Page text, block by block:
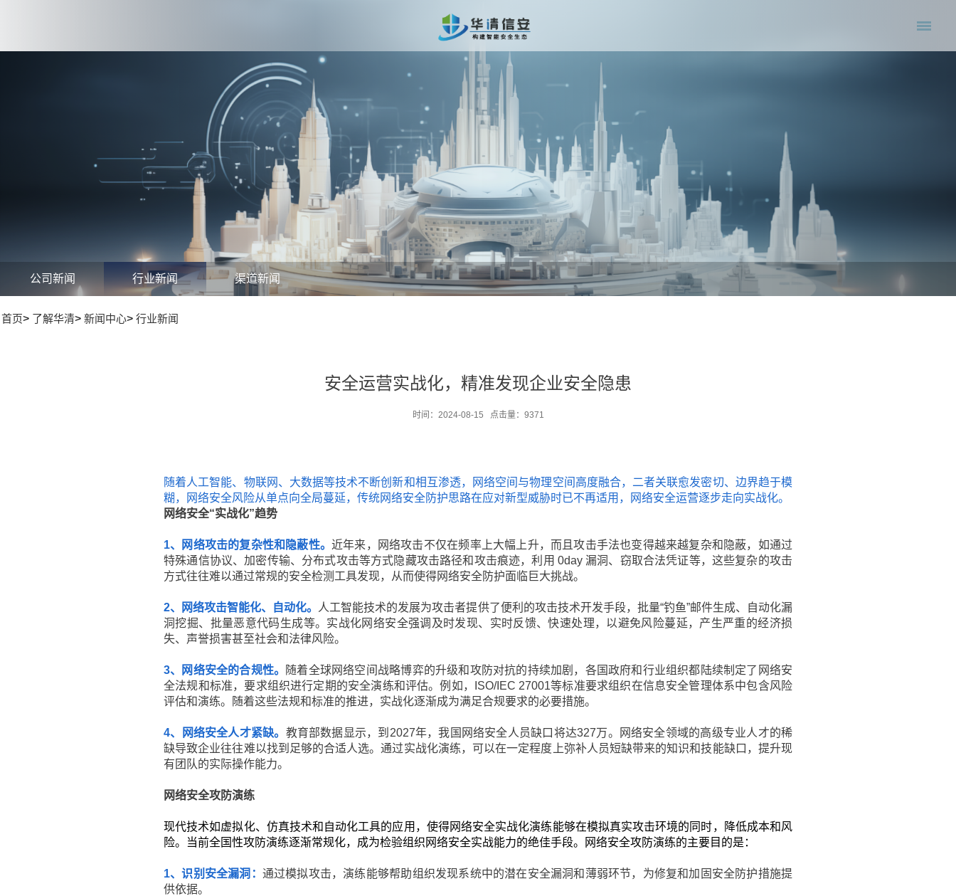
公司新闻 行业新闻 渠道新闻
首页> 了解华清> 新闻中心> 行业新闻
安全运营实战化，精准发现企业安全隐患
时间：2024-08-15 点击量：9371
随着人工智能、物联网、大数据等技术不断创新和相互渗透，网络空间与物理空间高度融合，二者关联愈发密切、边界趋于模
糊，网络安全风险从单点向全局蔓延，传统网络安全防护思路在应对新型威胁时已不再适用，网络安全运营逐步走向实战化。
网络安全“实战化”趋势
1、网络攻击的复杂性和隐蔽性。近年来，网络攻击不仅在频率上大幅上升，而且攻击手法也变得越来越复杂和隐蔽，如通过
特殊通信协议、加密传输、分布式攻击等方式隐藏攻击路径和攻击痕迹，利用 0day 漏洞、窃取合法凭证等，这些复杂的攻击
方式往往难以通过常规的安全检测工具发现，从而使得网络安全防护面临巨大挑战。
2、网络攻击智能化、自动化。
人工智能技术的发展为攻击者提供了便利的攻击技术开发手段，批量“钓鱼”邮件生成、自动化漏
洞挖掘、批量恶意代码生成等。实战化网络安全强调及时发现、实时反馈、快速处理，以避免风险蔓延，产生严重的经济损
失、声誉损害甚至社会和法律风险。
3、网络安全的合规性。
随着全球网络空间战略博弈的升级和攻防对抗的持续加剧，各国政府和行业组织都陆续制定了网络安
全法规和标准，要求组织进行定期的安全演练和评估。例如，ISO/IEC 27001等标准要求组织在信息安全管理体系中包含风险
评估和演练。随着这些法规和标准的推进，实战化逐渐成为满足合规要求的必要措施。
4、网络安全人才紧缺。 教育部数据显示，到2027年，我国网络安全人员缺口将达327万。网络安全领域的高级专业人才的稀
缺导致企业往往难以找到足够的合适人选。通过实战化演练，可以在一定程度上弥补人员短缺带来的知识和技能缺口，提升现
有团队的实际操作能力。
网络安全攻防演练
现代技术如虚拟化、仿真技术和自动化工具的应用，使得网络安全实战化演练能够在模拟真实攻击环境的同时，降低成本和风
险。当前全国性攻防演练逐渐常规化，成为检验组织网络安全实战能力的绝佳手段。网络安全攻防演练的主要目的是：
1、识别安全漏洞： 通过模拟攻击，演练能够帮助组织发现系统中的潜在安全漏洞和薄弱环节，为修复和加固安全防护措施提
供依据。